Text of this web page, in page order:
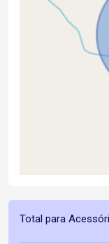
Total para